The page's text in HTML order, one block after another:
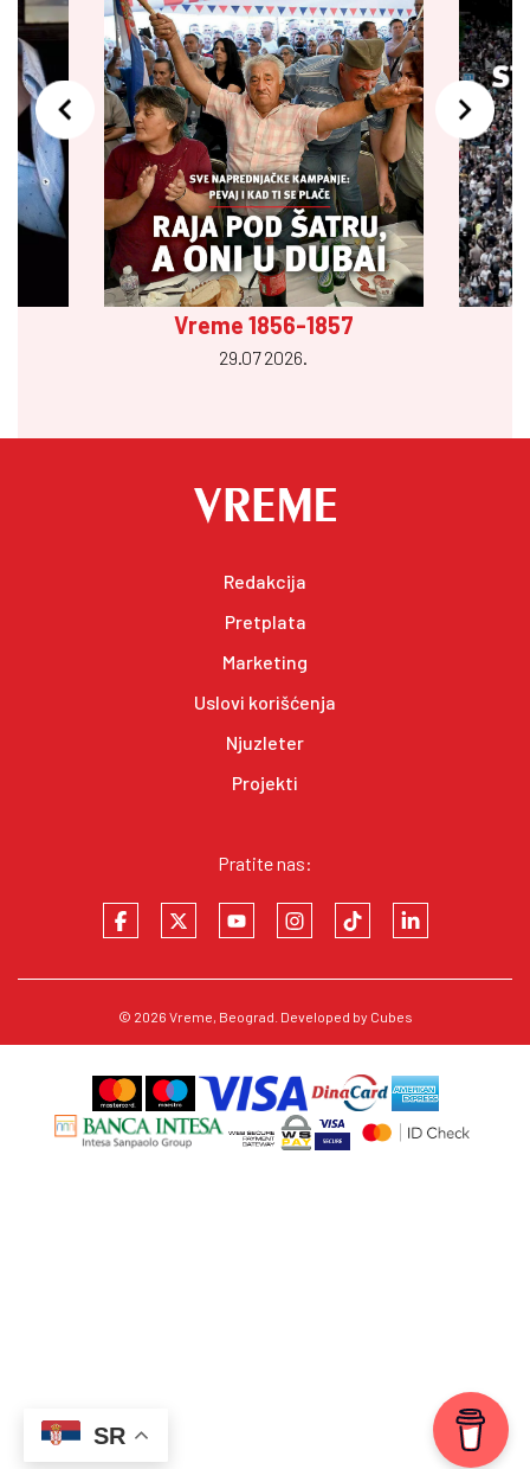
Vreme 1856-1857
29.07 2026.
Redakcija
Pretplata
Marketing
Uslovi korišćenja
Njuzleter
Projekti
Pratite nas:
© 2026 Vreme, Beograd. Developed by Cubes
SR